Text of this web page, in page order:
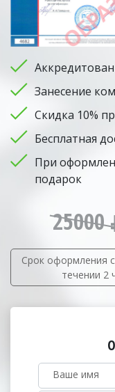
Занесение
Скидка 10%
Бесплатная
При
подарок
25000
Срок оформления
течении 2